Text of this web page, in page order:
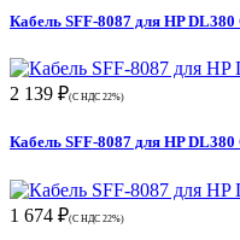
Кабель SFF-8087 для HP
2 139 ₽(С НДС 22%)
Кабель SFF-8087 для HP
1 674 ₽(С НДС 22%)